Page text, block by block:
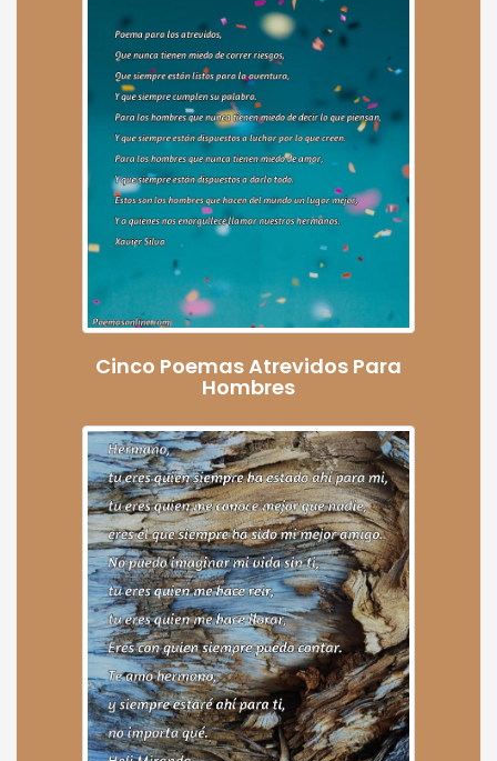
Cinco Poemas Atrevidos Para
Hombres